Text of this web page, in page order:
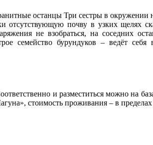
останцы Три сестры в
отсутствующую почву в узких щелях
не взобраться, на соседних
семейство бурундуков – ведёт
и разместиться можно на
стоимость проживания – в